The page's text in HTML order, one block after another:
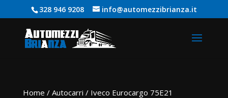
328 946 9208 info@automezzibrianza.it
Home / Autocarri / Iveco Eurocargo 75E21